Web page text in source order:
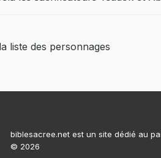
liste des personnages
biblesacree.net est un site dédié au
© 2026